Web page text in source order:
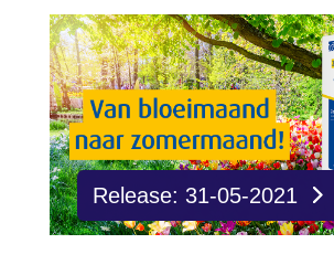
Release: 31-05-2021